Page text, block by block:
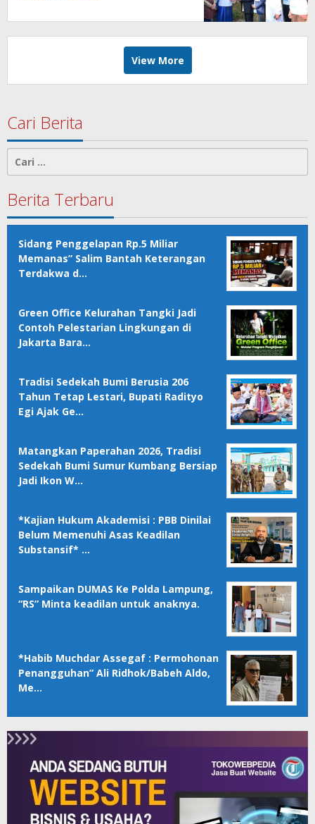
View More
Cari Berita
Cari
untuk:
Berita Terbaru
Sidang Penggelapan Rp.5 Miliar
Memanas” Salim Bantah Keterangan
Terdakwa d…
Green Office Kelurahan Tangki Jadi
Contoh Pelestarian Lingkungan di
Jakarta Bara…
Tradisi Sedekah Bumi Berusia 206
Tahun Tetap Lestari, Bupati Radityo
Egi Ajak Ge…
Matangkan Paperahan 2026, Tradisi
Sedekah Bumi Sumur Kumbang Bersiap
Jadi Ikon W…
*Kajian Hukum Akademisi : PBB Dinilai
Belum Memenuhi Asas Keadilan
Substansif* …
Sampaikan DUMAS Ke Polda Lampung,
“RS” Minta keadilan untuk anaknya.
*Habib Muchdar Assegaf : Permohonan
Penangguhan” Ali Ridhok/Babeh Aldo,
Me…